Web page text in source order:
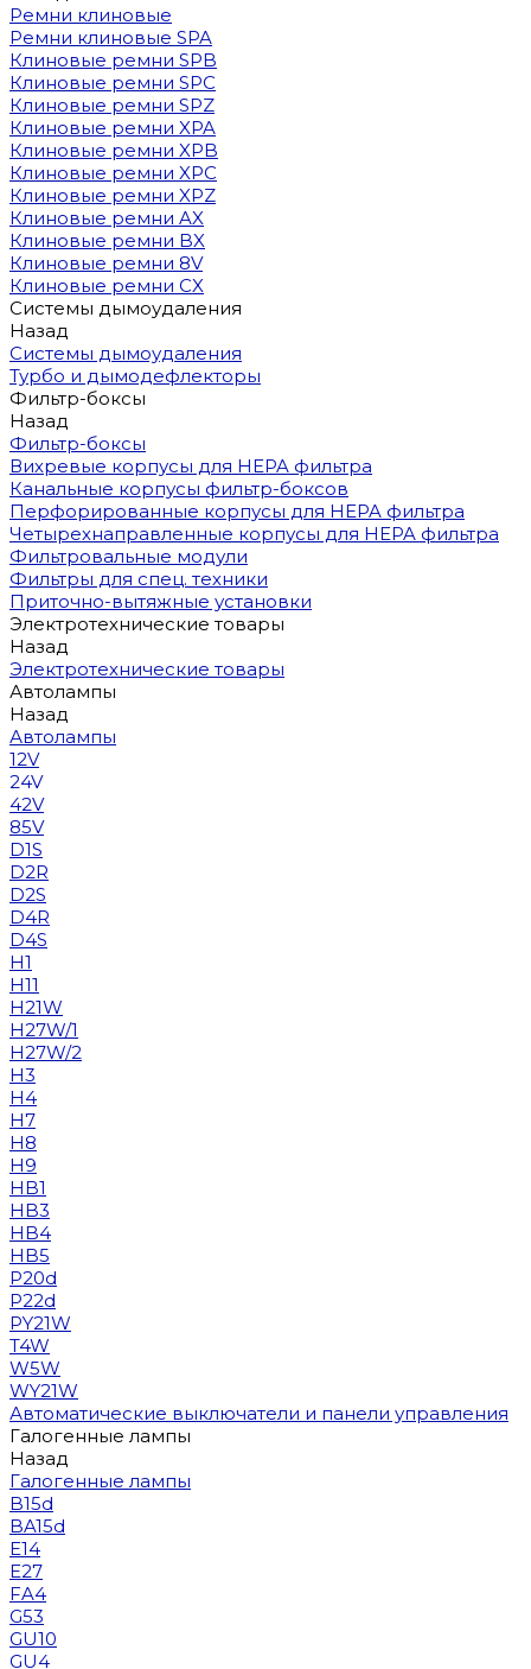
Ремни клиновые
Ремни клиновые SPA
Клиновые ремни SPB
Клиновые ремни SPC
Клиновые ремни SPZ
Клиновые ремни XPA
Клиновые ремни XPB
Клиновые ремни XPC
Клиновые ремни XPZ
Клиновые ремни AX
Клиновые ремни BX
Клиновые ремни 8V
Клиновые ремни CX
Системы дымоудаления
Назад
Системы дымоудаления
Турбо и дымодефлекторы
Фильтр-боксы
Назад
Фильтр-боксы
Вихревые корпусы для HEPA фильтра
Канальные корпусы фильтр-боксов
Перфорированные корпусы для HEPA фильтра
Четырехнаправленные корпусы для HEPA фильтра
Фильтровальные модули
Фильтры для спец. техники
Приточно-вытяжные установки
Электротехнические товары
Назад
Электротехнические товары
Автолампы
Назад
Автолампы
12V
24V
42V
85V
D1S
D2R
D2S
D4R
D4S
H1
H11
H21W
H27W/1
H27W/2
H3
H4
H7
H8
H9
HB1
HB3
HB4
HB5
P20d
P22d
PY21W
T4W
W5W
WY21W
Автоматические выключатели и панели управления
Галогенные лампы
Назад
Галогенные лампы
B15d
BA15d
E14
E27
FA4
G53
GU10
GU4